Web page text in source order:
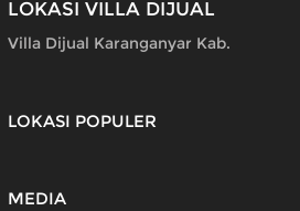
LOKASI VILLA DIJUAL
Villa Dijual Karanganyar Kab.
LOKASI POPULER
MEDIA